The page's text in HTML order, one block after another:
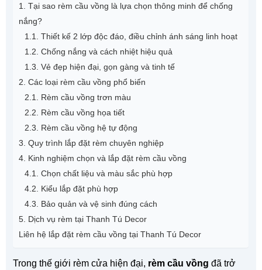
1. Tại sao rèm cầu vồng là lựa chọn thông minh để chống
nắng?
1.1. Thiết kế 2 lớp độc đáo, điều chỉnh ánh sáng linh hoạt
1.2. Chống nắng và cách nhiệt hiệu quả
1.3. Vẻ đẹp hiện đại, gọn gàng và tinh tế
2. Các loại rèm cầu vồng phổ biến
2.1. Rèm cầu vồng trơn màu
2.2. Rèm cầu vồng họa tiết
2.3. Rèm cầu vồng hệ tự động
3. Quy trình lắp đặt rèm chuyên nghiệp
4. Kinh nghiệm chọn và lắp đặt rèm cầu vồng
4.1. Chọn chất liệu và màu sắc phù hợp
4.2. Kiểu lắp đặt phù hợp
4.3. Bảo quản và vệ sinh đúng cách
5. Dịch vụ rèm tại Thanh Tú Decor
Liên hệ lắp đặt rèm cầu vồng tại Thanh Tú Decor
Trong thế giới rèm cửa hiện đại, rèm cầu vồng đã trở